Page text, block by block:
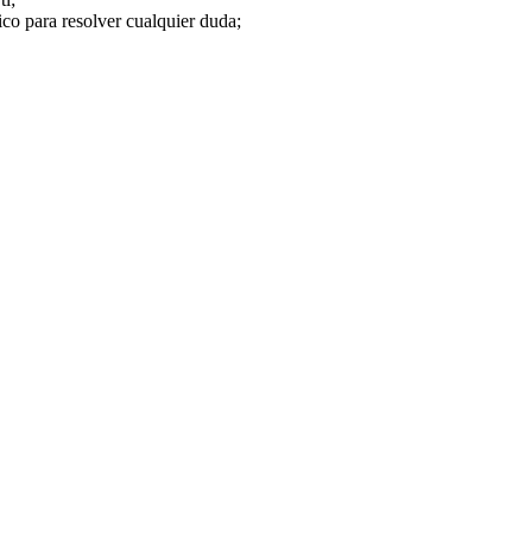
para resolver cualquier duda;